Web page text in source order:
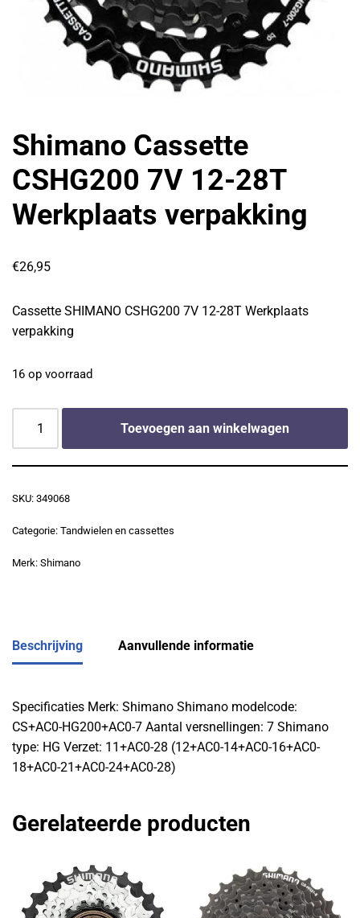
Shimano Cassette
CSHG200 7V 12-28T
Werkplaats verpakking
€26,95
Cassette SHIMANO CSHG200 7V 12-28T Werkplaats
verpakking
16 op voorraad
Toevoegen aan winkelwagen
SKU: 349068
Categorie: Tandwielen en cassettes
Merk: Shimano
Beschrijving Aanvullende informatie
Specificaties Merk: Shimano Shimano modelcode:
CS+AC0-HG200+AC0-7 Aantal versnellingen: 7 Shimano
type: HG Verzet: 11+AC0-28 (12+AC0-14+AC0-16+AC0-
18+AC0-21+AC0-24+AC0-28)
Gerelateerde producten